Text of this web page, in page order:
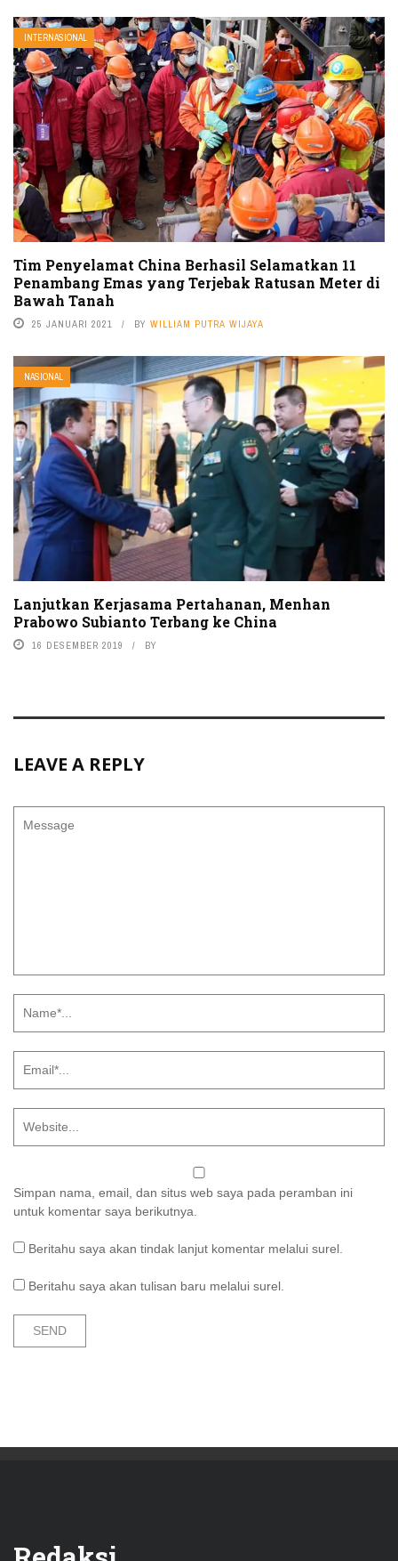
INTERNASIONAL
Tim Penyelamat China Berhasil Selamatkan 11
Penambang Emas yang Terjebak Ratusan Meter di
Bawah Tanah
25 JANUARI 2021 BY WILLIAM PUTRA WIJAYA
NASIONAL
Lanjutkan Kerjasama Pertahanan, Menhan
Prabowo Subianto Terbang ke China
16 DESEMBER 2019 BY
LEAVE A REPLY
Simpan nama, email, dan situs web saya pada peramban ini
untuk komentar saya berikutnya.
Beritahu saya akan tindak lanjut komentar melalui surel.
Beritahu saya akan tulisan baru melalui surel.